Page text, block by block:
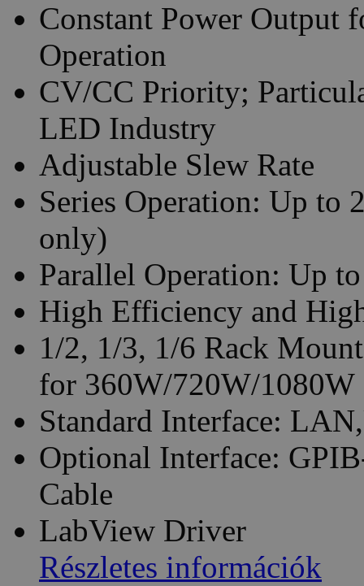
Constant Power
Operation
CV/CC Priority;
LED Industry
Adjustable Slew Rate
Series Operation: Up to
only)
Parallel Operation: Up
High Efficiency and
1/2, 1/3, 1/6 Rack
for 360W/720W/1080W
Standard Interface:
Optional Interface:
Cable
LabView Driver
Részletes információk